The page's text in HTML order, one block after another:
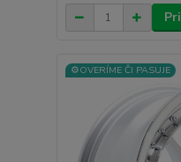
⚙️OVERÍME ČI PASUJE